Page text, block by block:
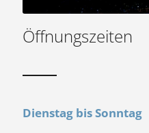
Öffnungszeiten
Dienstag bis Sonntag